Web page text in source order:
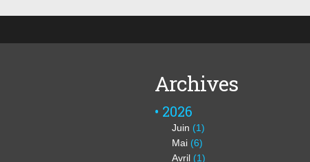
Archives
2026
Juin (1)
Mai (6)
Avril (1)